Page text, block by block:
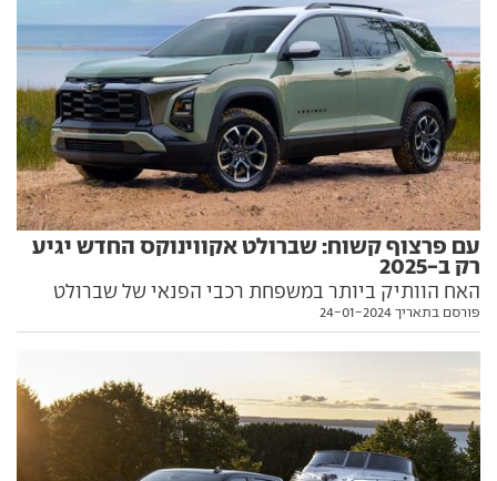
עם פרצוף קשוח: שברולט אקווינוקס החדש יגיע
רק ב-2025
האח הוותיק ביותר במשפחת רכבי הפנאי של שברולט
מפנה מקום לדור חדש, אגרסיבי יותר למראה. כל הפרטים
פורסם בתאריך 24-01-2024